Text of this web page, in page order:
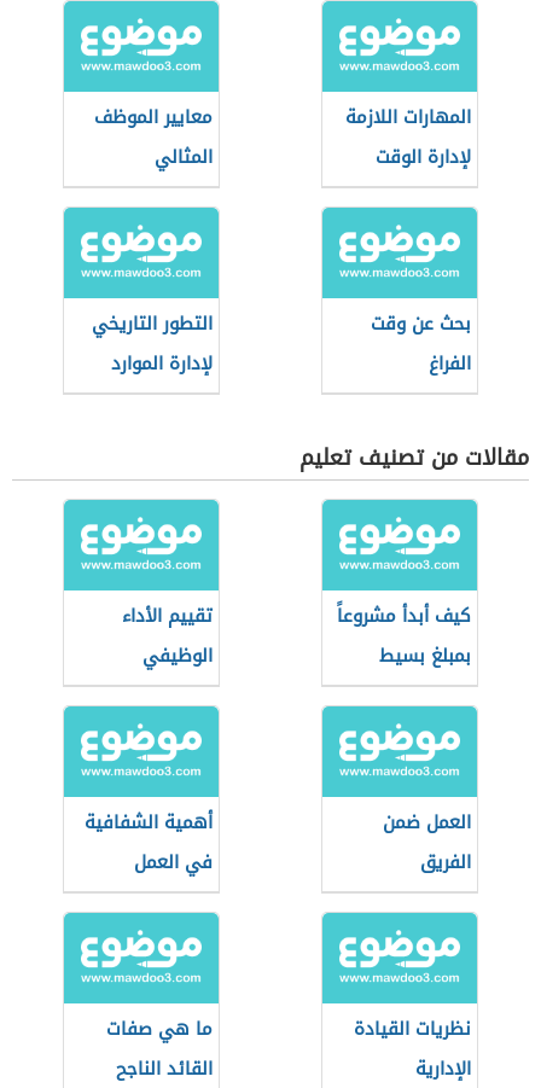
المهارات اللازمة
لإدارة الوقت
معايير الموظف
المثالي
بحث عن وقت
الفراغ
التطور التاريخي
لإدارة الموارد
البشرية
مقالات من تصنيف تعليم
كيف أبدأ مشروعاً
بمبلغ بسيط
تقييم الأداء
الوظيفي
العمل ضمن
الفريق
أهمية الشفافية
في العمل
نظريات القيادة
الإدارية
ما هي صفات
القائد الناجح